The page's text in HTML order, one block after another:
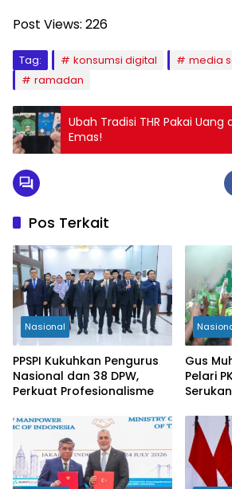
Post Views: 226
Tag: konsumsi digital
media
ramadan
Ubah Tradisi THR Pakai Uang
Emas!
Pos Terkait
Nasional
PPSPI Kukuhkan Pengurus
Nasional dan 38 DPW,
Perkuat Profesionalisme
Gus
Pelari